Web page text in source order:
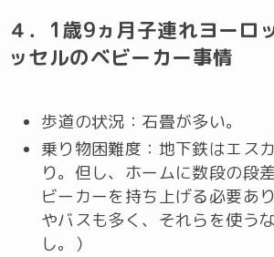
４．1歳9ヵ月子連れヨー
ッセルのベビーカー事情
歩道の状況：石畳が多い。
乗り物困難度：地下鉄はエス
り。但し、ホームに数段の段
ビーカーを持ち上げる必要あ
やバスも多く、それらを使う
し。）